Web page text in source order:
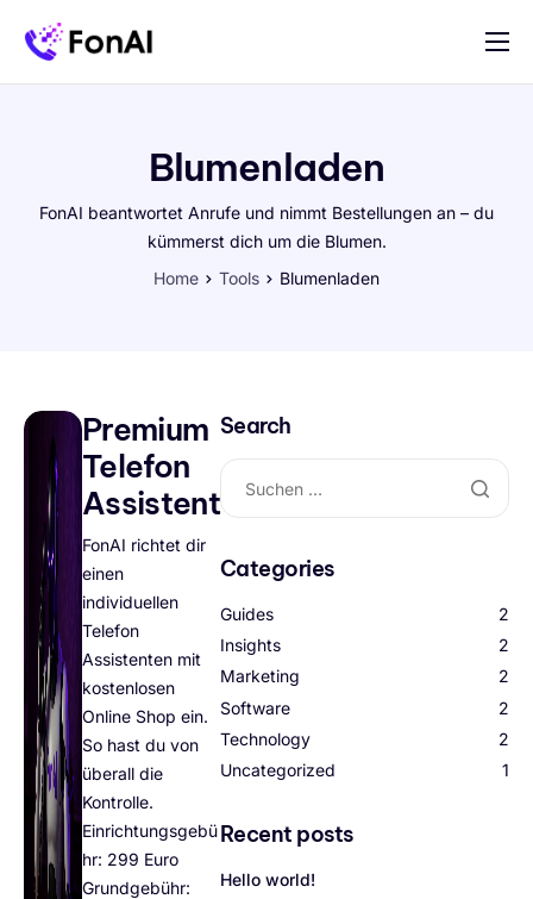
Für Selbständige und Betriebe
Blumenladen
FonAI beantwortet Anrufe und nimmt Bestellungen an – du
kümmerst dich um die Blumen.
Home
Tools Blumenladen
Premium
Telefon
Assistent
FonAI richtet dir
einen
individuellen
Telefon
Assistenten mit
kostenlosen
Online Shop ein.
So hast du von
überall die
Kontrolle.
Einrichtungsgebü
hr: 299 Euro
Grundgebühr:
Search
Categories
Guides
2
Insights
2
Marketing
2
Software
2
Technology
2
Uncategorized
1
Recent posts
Hello world!